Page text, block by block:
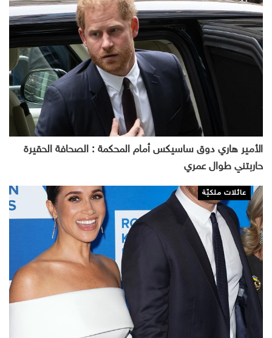
الأمير هاري دوق ساسيكس أمام المحكمة : الصحافة الحقيرة
حاربتني طوال عمري
عائلات ملكيّة